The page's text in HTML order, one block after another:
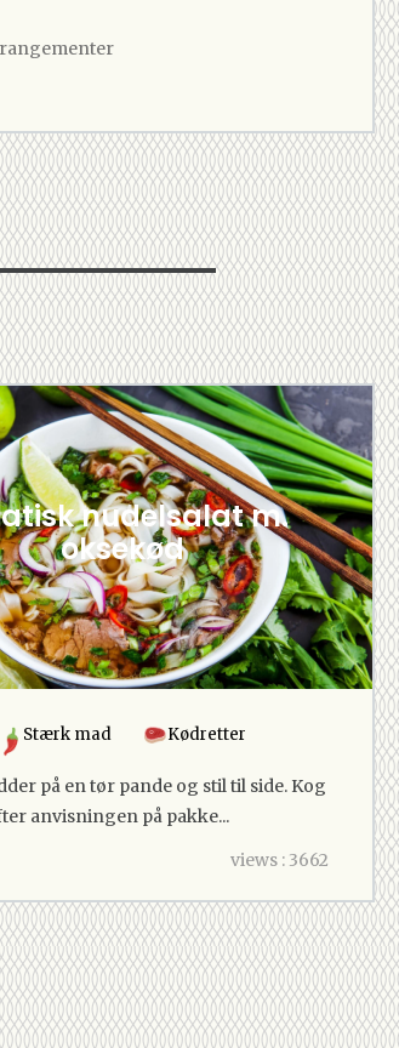
nudelsalat m.
oksekød
Stærk mad Kødretter
på en tør pande og stil til side. Kog
anvisningen på pakke...
views : 3662